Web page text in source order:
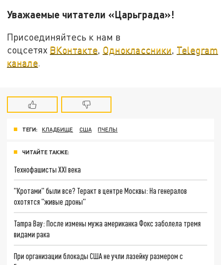
Уважаемые читатели «Царьграда»!
Присоединяйтесь к нам в
соцсетях ВКонтакте, Одноклассники, Telegram
канале.
ТЕГИ: КЛАДБИЩЕ США ПЧЕЛЫ
ЧИТАЙТЕ ТАКЖЕ:
Технофашисты XXI века
"Кротами" были все? Теракт в центре Москвы: На генералов
охотятся "живые дроны"
Tampa Bay: После измены мужа американка Фокс заболела тремя
видами рака
При организации блокады США не учли лазейку размером с